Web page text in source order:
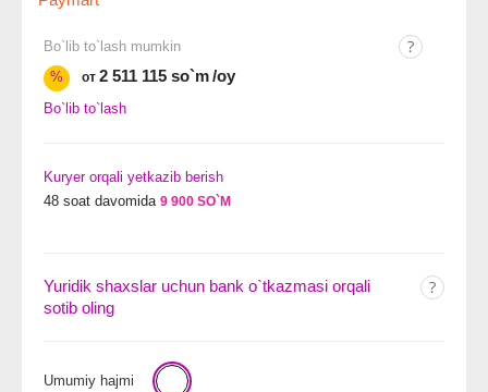
Bo`lib to`lash mumkin
%
от 2 511 115 so`m/oy
Bo`lib to`lash
Kuryer orqali yetkazib berish
48 soat davomida 9 900 SO`M
Yuridik shaxslar uchun bank o`tkazmasi orqali
sotib oling
Umumiy hajmi